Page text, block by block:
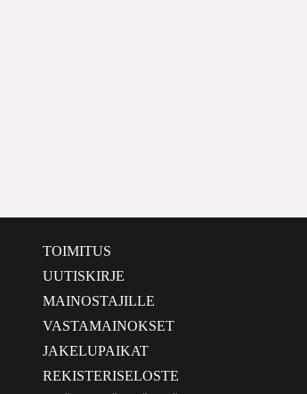
TOIMITUS
UUTISKIRJE
MAINOSTAJILLE
VASTAMAINOKSET
JAKELUPAIKAT
REKISTERISELOSTE